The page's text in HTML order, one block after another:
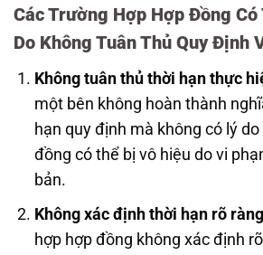
Các Trường Hợp Hợp Đồng
Do Không Tuân Thủ Quy Định
Không tuân thủ thời hạn thực
một bên không hoàn thành
hạn quy định mà không có lý
đồng có thể bị vô hiệu do vi
bản.
Không xác định thời hạn rõ ràng
hợp hợp đồng không xác định